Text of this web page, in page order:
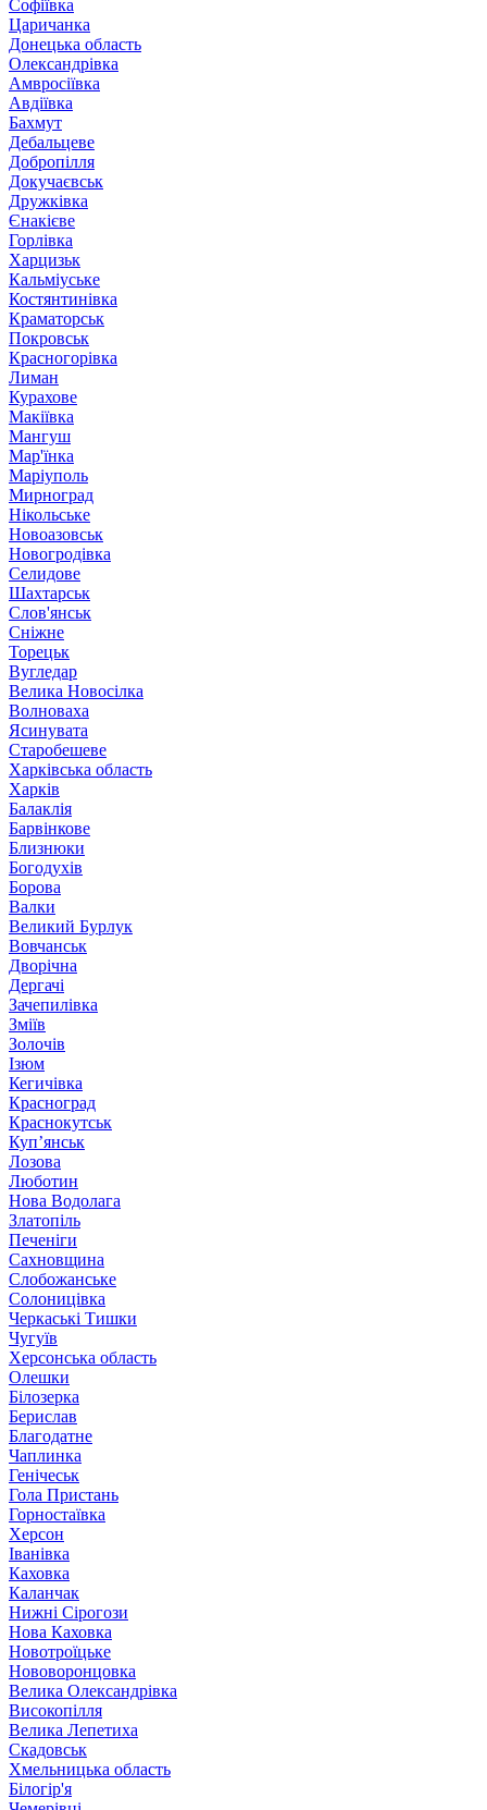
Софіївка
Царичанка
Донецька область
Олександрівка
Амвросіївка
Авдіївка
Бахмут
Дебальцеве
Добропілля
Докучаєвськ
Дружківка
Єнакієве
Горлівка
Харцизьк
Кальміуське
Костянтинівка
Краматорськ
Покровськ
Красногорівка
Лиман
Курахове
Макіївка
Мангуш
Мар'їнка
Маріуполь
Мирноград
Нікольське
Новоазовськ
Новогродівка
Селидове
Шахтарськ
Слов'янськ
Сніжне
Торецьк
Вугледар
Велика Новосілка
Волноваха
Ясинувата
Старобешеве
Харківська область
Харків
Балаклія
Барвінкове
Близнюки
Богодухів
Борова
Валки
Великий Бурлук
Вовчанськ
Дворічна
Дергачі
Зачепилівка
Зміїв
Золочів
Ізюм
Кегичівка
Красноград
Краснокутськ
Куп’янськ
Лозова
Люботин
Нова Водолага
Златопіль
Печеніги
Сахновщина
Слобожанське
Солоницівка
Черкаські Тишки
Чугуїв
Херсонська область
Олешки
Білозерка
Берислав
Благодатне
Чаплинка
Генічеськ
Гола Пристань
Горностаївка
Херсон
Іванівка
Каховка
Каланчак
Нижні Сірогози
Нова Каховка
Новотроїцьке
Нововоронцовка
Велика Олександрівка
Високопілля
Велика Лепетиха
Скадовськ
Хмельницька область
Білогір'я